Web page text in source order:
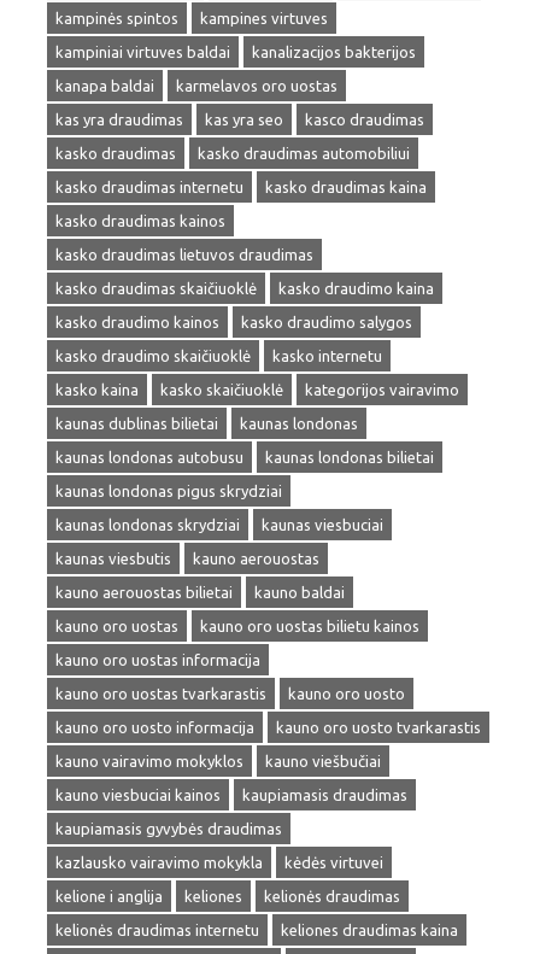
kampinės spintos
kampines virtuves
kampiniai virtuves baldai
kanalizacijos bakterijos
kanapa baldai
karmelavos oro uostas
kas yra draudimas
kas yra seo
kasco draudimas
kasko draudimas
kasko draudimas automobiliui
kasko draudimas internetu
kasko draudimas kaina
kasko draudimas kainos
kasko draudimas lietuvos draudimas
kasko draudimas skaičiuoklė
kasko draudimo kaina
kasko draudimo kainos
kasko draudimo salygos
kasko draudimo skaičiuoklė
kasko internetu
kasko kaina
kasko skaičiuoklė
kategorijos vairavimo
kaunas dublinas bilietai
kaunas londonas
kaunas londonas autobusu
kaunas londonas bilietai
kaunas londonas pigus skrydziai
kaunas londonas skrydziai
kaunas viesbuciai
kaunas viesbutis
kauno aerouostas
kauno aerouostas bilietai
kauno baldai
kauno oro uostas
kauno oro uostas bilietu kainos
kauno oro uostas informacija
kauno oro uostas tvarkarastis
kauno oro uosto
kauno oro uosto informacija
kauno oro uosto tvarkarastis
kauno vairavimo mokyklos
kauno viešbučiai
kauno viesbuciai kainos
kaupiamasis draudimas
kaupiamasis gyvybės draudimas
kazlausko vairavimo mokykla
kėdės virtuvei
kelione i anglija
keliones
kelionės draudimas
kelionės draudimas internetu
keliones draudimas kaina